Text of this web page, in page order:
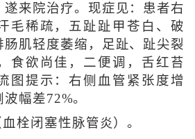
遂来院治疗。现症见：患者右
毛稀疏，五趾趾甲苍白、破
肌轻度萎缩，足趾、趾尖裂
食欲尚佳，二便调，舌红苔
图提示：右侧血管紧张度增
幅差72%。
栓闭塞性脉管炎）。